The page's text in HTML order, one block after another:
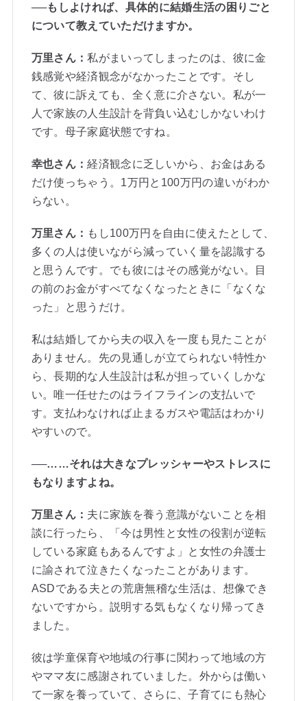
──もしよければ、具体的に結婚生活の困りごと
について教えていただけますか。
万里さん：私がまいってしまったのは、彼に金
銭感覚や経済観念がなかったことです。そし
て、彼に訴えても、全く意に介さない。私が一
人で家族の人生設計を背負い込むしかないわけ
です。母子家庭状態ですね。
幸也さん：経済観念に乏しいから、お金はある
だけ使っちゃう。1万円と100万円の違いがわか
らない。
万里さん： もし100万円を自由に使えたとして、
多くの人は使いながら減っていく量を認識する
と思うんです。でも彼にはその感覚がない。目
の前のお金がすべてなくなったときに「なくな
った」と思うだけ。
私は結婚してから夫の収入を一度も見たことが
ありません。先の見通しが立てられない特性か
ら、長期的な人生設計は私が担っていくしかな
い。唯一任せたのはライフラインの支払いで
す。支払わなければ止まるガスや電話はわかり
やすいので。
──……それは大きなプレッシャーやストレスに
もなりますよね。
万里さん： 夫に家族を養う意識がないことを相
談に行ったら、「今は男性と女性の役割が逆転
している家庭もあるんですよ」と女性の弁護士
に諭されて泣きたくなったことがあります。
ASDである夫との荒唐無稽な生活は、想像でき
ないですから。説明する気もなくなり帰ってき
ました。
彼は学童保育や地域の行事に関わって地域の方
やママ友に感謝されていました。外からは働い
て一家を養っていて、さらに、子育てにも熱心